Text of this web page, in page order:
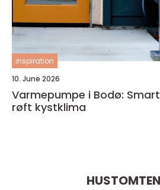
inspiration
10. June 2026
Varmepumpe i Bodø:
røft kystklima